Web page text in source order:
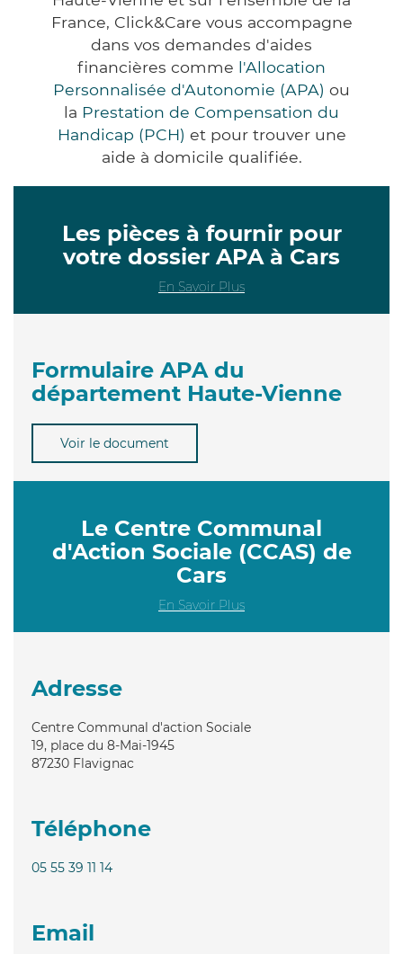
France, Click&Care vous accompagne
dans vos demandes d'aides
financières comme l'Allocation
Personnalisée d'Autonomie (APA) ou
la Prestation de Compensation du
Handicap (PCH) et pour trouver une
aide à domicile qualifiée.
Les pièces à fournir pour
votre dossier APA à Cars
En Savoir Plus
Formulaire APA du
département Haute-Vienne
Voir le document
Le Centre Communal
d'Action Sociale (CCAS) de
Cars
En Savoir Plus
Adresse
Centre Communal d'action Sociale
19, place du 8-Mai-1945
87230 Flavignac
Téléphone
05 55 39 11 14
Email